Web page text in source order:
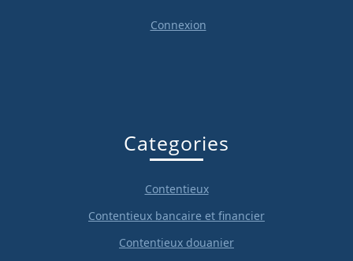
Connexion
Categories
Contentieux
Contentieux bancaire et financier
Contentieux douanier